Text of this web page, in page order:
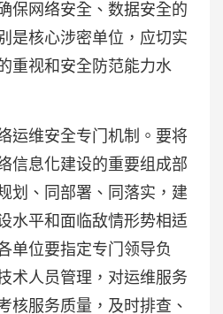
保网络安全、数据安全的
是核心涉密单位，应切实
重视和安全防范能力水
维安全专门机制。要将
信息化建设的重要组成部
划、同部署、同落实，建
水平和面临敌情形势相适
单位要指定专门领导负
术人员管理，对运维服务
核服务质量，及时排查、